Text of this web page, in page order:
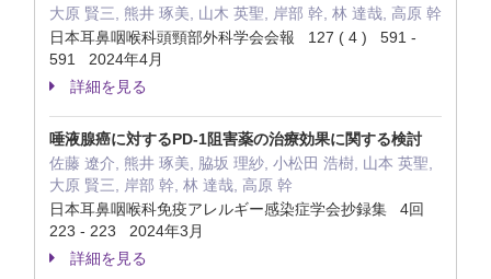
大原 賢三, 熊井 琢美, 山木 英聖, 岸部 幹, 林 達哉, 高原 幹
日本耳鼻咽喉科頭頸部外科学会会報 127 ( 4 ) 591 -
591 2024年4月
詳細を見る
唾液腺癌に対するPD-1阻害薬の治療効果に関する検討
佐藤 遼介, 熊井 琢美, 脇坂 理紗, 小松田 浩樹, 山本 英聖,
大原 賢三, 岸部 幹, 林 達哉, 高原 幹
日本耳鼻咽喉科免疫アレルギー感染症学会抄録集 4回
223 - 223 2024年3月
詳細を見る